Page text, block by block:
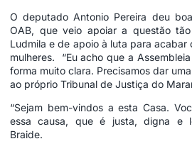
O deputado Antonio Pereira deu
OAB, que veio apoiar a questão
Ludmila e de apoio à luta para acabar
mulheres. “Eu acho que a
forma muito clara. Precisamos dar
ao próprio Tribunal de Justiça do
“Sejam bem-vindos a esta Casa.
essa causa, que é justa, digna e
Braide.